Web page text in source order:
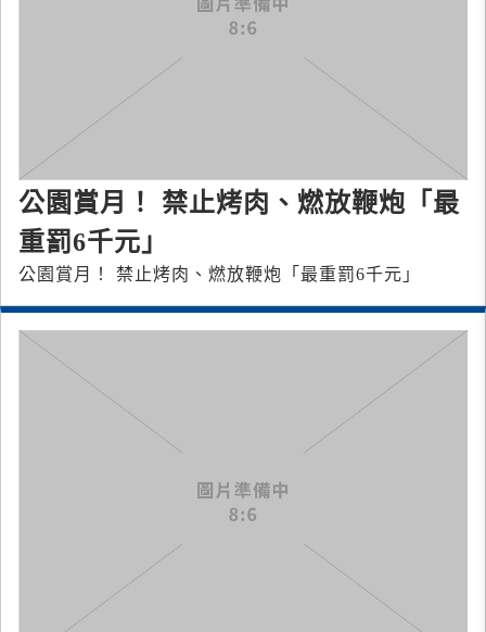
公園賞月！ 禁止烤肉、燃放鞭炮「最
重罰6千元」
公園賞月！ 禁止烤肉、燃放鞭炮「最重罰6千元」